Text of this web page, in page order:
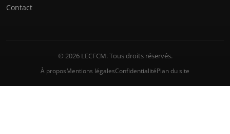
Contact
© 2026 LECFCM. Tous droits réservés.
À proposMentions légalesConfidentialitéPlan du site